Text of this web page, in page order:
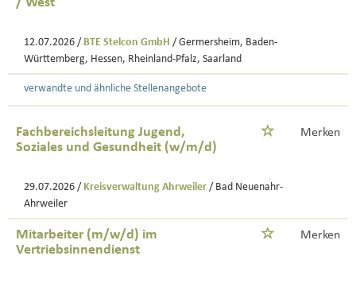
12.07.2026 / BTE Stelcon GmbH / Germersheim, Baden-
Württemberg, Hessen, Rheinland-Pfalz, Saarland
verwandte und ähnliche Stellenangebote
Fachbereichsleitung Jugend,
Soziales und Gesundheit (w/m/d)
Merken
29.07.2026 / Kreisverwaltung Ahrweiler / Bad Neuenahr-
Ahrweiler
Mitarbeiter (m/w/d) im
Vertriebsinnendienst
Merken